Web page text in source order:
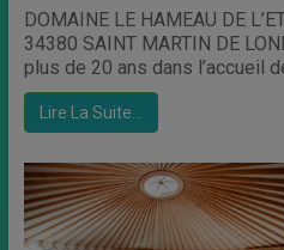
DOMAINE LE HAMEAU DE
34380 SAINT MARTIN DE
plus de 20 ans dans l’accueil
Lire La Suite…